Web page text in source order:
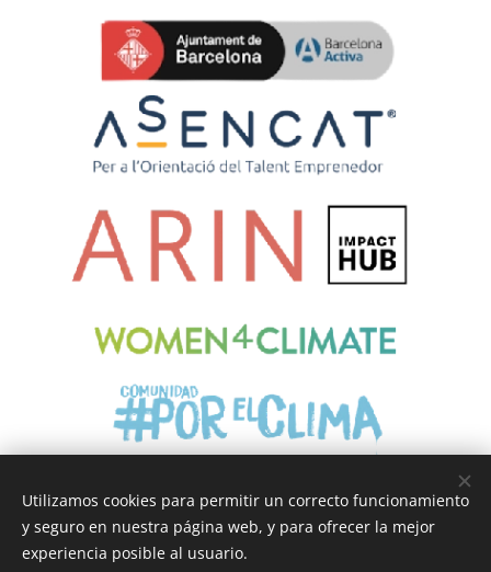
Cookies
Utilizamos cookies para permitir un correcto funcionamiento
y seguro en nuestra página web, y para ofrecer la mejor
experiencia posible al usuario.